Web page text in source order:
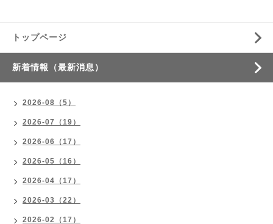
トップページ
新着情報（最新消息）
2026-08（5）
2026-07（19）
2026-06（17）
2026-05（16）
2026-04（17）
2026-03（22）
2026-02（17）